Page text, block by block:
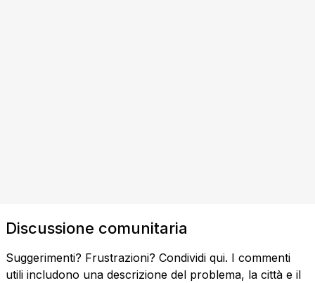
Discussione comunitaria
Suggerimenti? Frustrazioni? Condividi qui. I commenti
utili includono una descrizione del problema, la città e il